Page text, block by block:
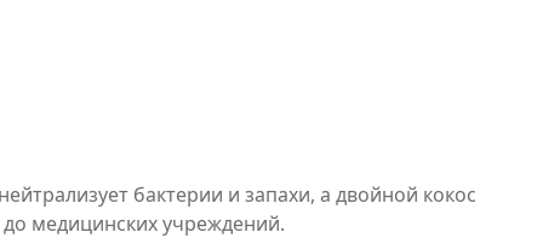
бактерии и запахи, а двойной кокос
медицинских учреждений.